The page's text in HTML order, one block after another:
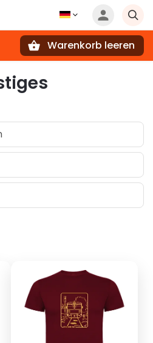
Warenkorb leeren